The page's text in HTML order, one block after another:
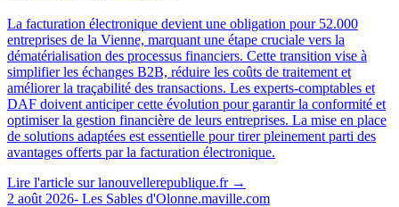
La facturation électronique devient une obligation pour 52.000
entreprises de la Vienne, marquant une étape cruciale vers la
dématérialisation des processus financiers. Cette transition vise à
simplifier les échanges B2B, réduire les coûts de traitement et
améliorer la traçabilité des transactions. Les experts-comptables et
DAF doivent anticiper cette évolution pour garantir la conformité et
optimiser la gestion financière de leurs entreprises. La mise en place
de solutions adaptées est essentielle pour tirer pleinement parti des
avantages offerts par la facturation électronique.
Lire l'article surlanouvellerepublique.fr→
2 août 2026- Les Sables d'Olonne.maville.com